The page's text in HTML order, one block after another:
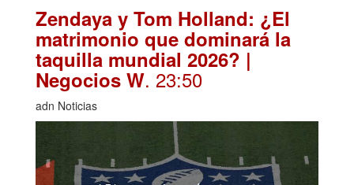
Zendaya y Tom Holland: ¿El
matrimonio que dominará la
taquilla mundial 2026? |
Negocios W. 23:50
adn Noticias